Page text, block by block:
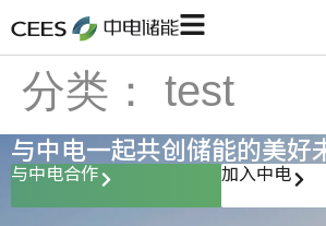
分类： test
与中电一起共创储能的美好
与中电合作 加入中电